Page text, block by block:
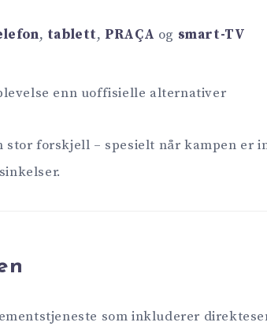
, tablett, PRAÇA og smart-TV
enn uoffisielle alternativer
forskjell – spesielt når kampen er
som inkluderer